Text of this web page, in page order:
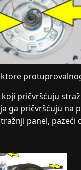
pričvršćuju
ga pričvršćuju na
panel, pazeći